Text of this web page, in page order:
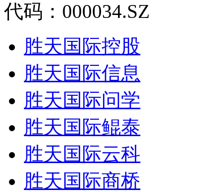
代码：000034.SZ
胜天国际控股
胜天国际信息
胜天国际问学
胜天国际鲲泰
胜天国际云科
胜天国际商桥